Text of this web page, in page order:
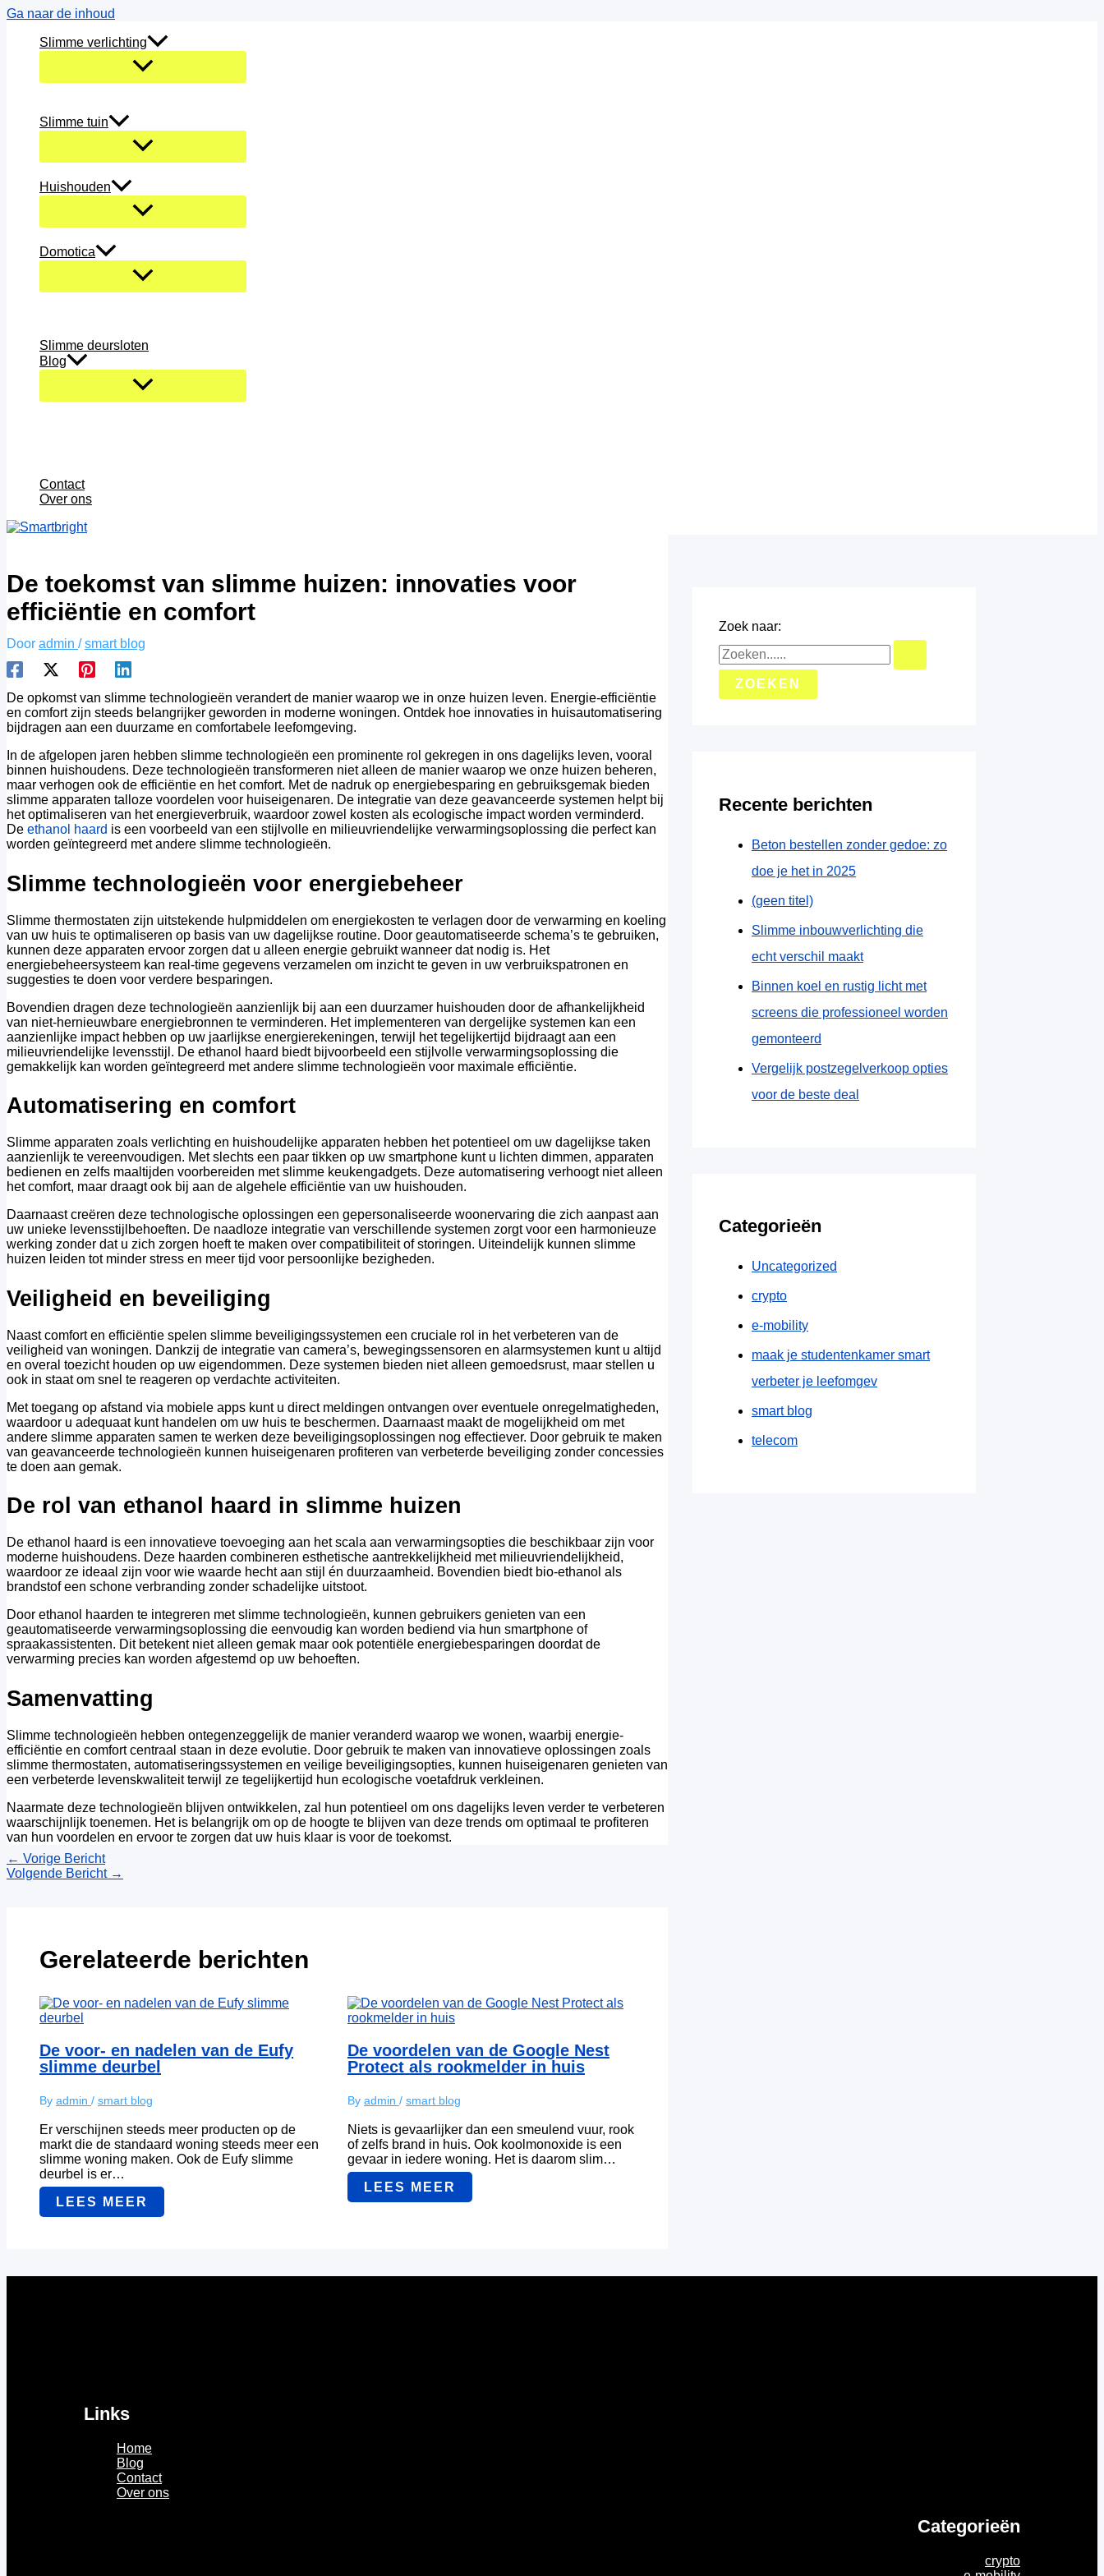
Ga naar de inhoud
Slimme verlichting
Slimme tuin
Huishouden
Domotica
Slimme deursloten
Blog
Contact
Over ons
De toekomst van slimme huizen: innovaties voor
efficiëntie en comfort
Door admin /smart blog
De opkomst van slimme technologieën verandert de manier waarop we in onze huizen leven. Energie-efficiëntie
en comfort zijn steeds belangrijker geworden in moderne woningen. Ontdek hoe innovaties in huisautomatisering
bijdragen aan een duurzame en comfortabele leefomgeving.
In de afgelopen jaren hebben slimme technologieën een prominente rol gekregen in ons dagelijks leven, vooral
binnen huishoudens. Deze technologieën transformeren niet alleen de manier waarop we onze huizen beheren,
maar verhogen ook de efficiëntie en het comfort. Met de nadruk op energiebesparing en gebruiksgemak bieden
slimme apparaten talloze voordelen voor huiseigenaren. De integratie van deze geavanceerde systemen helpt bij
het optimaliseren van het energieverbruik, waardoor zowel kosten als ecologische impact worden verminderd.
De ethanol haard is een voorbeeld van een stijlvolle en milieuvriendelijke verwarmingsoplossing die perfect kan
worden geïntegreerd met andere slimme technologieën.
Slimme technologieën voor energiebeheer
Slimme thermostaten zijn uitstekende hulpmiddelen om energiekosten te verlagen door de verwarming en koeling
van uw huis te optimaliseren op basis van uw dagelijkse routine. Door geautomatiseerde schema’s te gebruiken,
kunnen deze apparaten ervoor zorgen dat u alleen energie gebruikt wanneer dat nodig is. Het
energiebeheersysteem kan real-time gegevens verzamelen om inzicht te geven in uw verbruikspatronen en
suggesties te doen voor verdere besparingen.
Bovendien dragen deze technologieën aanzienlijk bij aan een duurzamer huishouden door de afhankelijkheid
van niet-hernieuwbare energiebronnen te verminderen. Het implementeren van dergelijke systemen kan een
aanzienlijke impact hebben op uw jaarlijkse energierekeningen, terwijl het tegelijkertijd bijdraagt aan een
milieuvriendelijke levensstijl. De ethanol haard biedt bijvoorbeeld een stijlvolle verwarmingsoplossing die
gemakkelijk kan worden geïntegreerd met andere slimme technologieën voor maximale efficiëntie.
Automatisering en comfort
Slimme apparaten zoals verlichting en huishoudelijke apparaten hebben het potentieel om uw dagelijkse taken
aanzienlijk te vereenvoudigen. Met slechts een paar tikken op uw smartphone kunt u lichten dimmen, apparaten
bedienen en zelfs maaltijden voorbereiden met slimme keukengadgets. Deze automatisering verhoogt niet alleen
het comfort, maar draagt ook bij aan de algehele efficiëntie van uw huishouden.
Daarnaast creëren deze technologische oplossingen een gepersonaliseerde woonervaring die zich aanpast aan
uw unieke levensstijlbehoeften. De naadloze integratie van verschillende systemen zorgt voor een harmonieuze
werking zonder dat u zich zorgen hoeft te maken over compatibiliteit of storingen. Uiteindelijk kunnen slimme
huizen leiden tot minder stress en meer tijd voor persoonlijke bezigheden.
Veiligheid en beveiliging
Naast comfort en efficiëntie spelen slimme beveiligingssystemen een cruciale rol in het verbeteren van de
veiligheid van woningen. Dankzij de integratie van camera’s, bewegingssensoren en alarmsystemen kunt u altijd
en overal toezicht houden op uw eigendommen. Deze systemen bieden niet alleen gemoedsrust, maar stellen u
ook in staat om snel te reageren op verdachte activiteiten.
Met toegang op afstand via mobiele apps kunt u direct meldingen ontvangen over eventuele onregelmatigheden,
waardoor u adequaat kunt handelen om uw huis te beschermen. Daarnaast maakt de mogelijkheid om met
andere slimme apparaten samen te werken deze beveiligingsoplossingen nog effectiever. Door gebruik te maken
van geavanceerde technologieën kunnen huiseigenaren profiteren van verbeterde beveiliging zonder concessies
te doen aan gemak.
De rol van ethanol haard in slimme huizen
De ethanol haard is een innovatieve toevoeging aan het scala aan verwarmingsopties die beschikbaar zijn voor
moderne huishoudens. Deze haarden combineren esthetische aantrekkelijkheid met milieuvriendelijkheid,
waardoor ze ideaal zijn voor wie waarde hecht aan stijl én duurzaamheid. Bovendien biedt bio-ethanol als
brandstof een schone verbranding zonder schadelijke uitstoot.
Door ethanol haarden te integreren met slimme technologieën, kunnen gebruikers genieten van een
geautomatiseerde verwarmingsoplossing die eenvoudig kan worden bediend via hun smartphone of
spraakassistenten. Dit betekent niet alleen gemak maar ook potentiële energiebesparingen doordat de
verwarming precies kan worden afgestemd op uw behoeften.
Samenvatting
Slimme technologieën hebben ontegenzeggelijk de manier veranderd waarop we wonen, waarbij energie-
efficiëntie en comfort centraal staan in deze evolutie. Door gebruik te maken van innovatieve oplossingen zoals
slimme thermostaten, automatiseringssystemen en veilige beveiligingsopties, kunnen huiseigenaren genieten van
een verbeterde levenskwaliteit terwijl ze tegelijkertijd hun ecologische voetafdruk verkleinen.
Naarmate deze technologieën blijven ontwikkelen, zal hun potentieel om ons dagelijks leven verder te verbeteren
waarschijnlijk toenemen. Het is belangrijk om op de hoogte te blijven van deze trends om optimaal te profiteren
van hun voordelen en ervoor te zorgen dat uw huis klaar is voor de toekomst.
← Vorige Bericht
Volgende Bericht →
Gerelateerde berichten
De voor- en nadelen van de Eufy
slimme deurbel
By admin / smart blog
Er verschijnen steeds meer producten op de
markt die de standaard woning steeds meer een
slimme woning maken. Ook de Eufy slimme
deurbel is er…
LEES MEER
De voordelen van de Google Nest
Protect als rookmelder in huis
By admin / smart blog
Niets is gevaarlijker dan een smeulend vuur, rook
of zelfs brand in huis. Ook koolmonoxide is een
gevaar in iedere woning. Het is daarom slim…
LEES MEER
Zoek naar:
Recente berichten
Beton bestellen zonder gedoe: zo
doe je het in 2025
(geen titel)
Slimme inbouwverlichting die
echt verschil maakt
Binnen koel en rustig licht met
screens die professioneel worden
gemonteerd
Vergelijk postzegelverkoop opties
voor de beste deal
Categorieën
Uncategorized
crypto
e-mobility
maak je studentenkamer smart
verbeter je leefomgev
smart blog
telecom
Links
Home
Blog
Contact
Over ons
Categorieën
crypto